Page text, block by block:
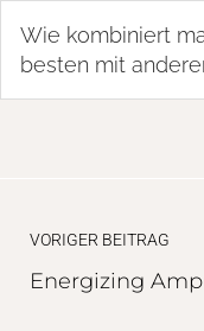
Wie kombiniert
besten mit
VORIGER BEITRAG
Energizing